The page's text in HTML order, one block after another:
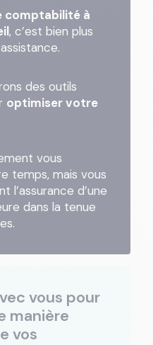
comptabilité à
, c’est bien plus
des outils
optimiser votre
vous
temps, mais vous
l’assurance d’une
dans la tenue
vous pour
manière
vos